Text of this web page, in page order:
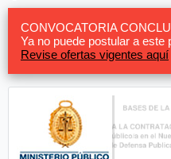
CONVOCATORIA
Ya no puede postular a este
Revise ofertas vigentes aquí